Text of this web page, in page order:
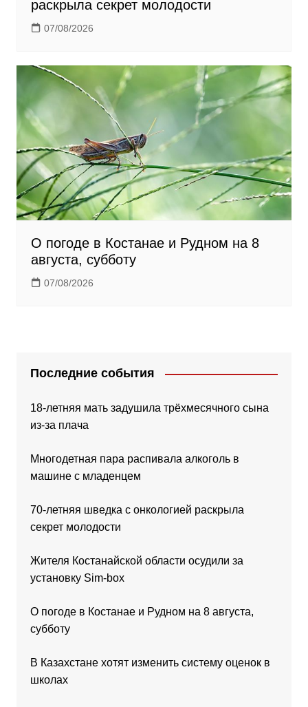
раскрыла секрет молодости
07/08/2026
О погоде в Костанае и Рудном на 8
августа, субботу
07/08/2026
Последние события
18-летняя мать задушила трёхмесячного сына
из-за плача
Многодетная пара распивала алкоголь в
машине с младенцем
70-летняя шведка с онкологией раскрыла
секрет молодости
Жителя Костанайской области осудили за
установку Sim-box
О погоде в Костанае и Рудном на 8 августа,
субботу
В Казахстане хотят изменить систему оценок в
школах